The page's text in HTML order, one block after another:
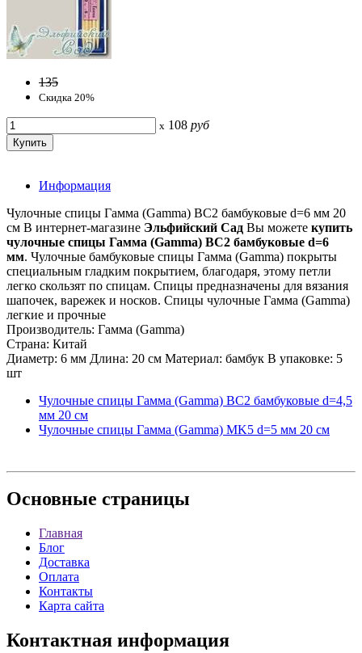
135
Скидка 20%
x 108 руб
Информация
Чулочные спицы Гамма (Gamma) BC2 бамбуковые d=6 мм 20
см В интернет-магазине Эльфийский Сад Вы можете купить
чулочные cпицы Гамма (Gamma) BC2 бамбуковые d=6
мм. Чулочные бамбуковые спицы Гамма (Gamma) покрыты
специальным гладким покрытием, благодаря, этому петли
легко скользят по спицам. Спицы предназначены для вязания
шапочек, варежек и носков. Спицы чулочные Гамма (Gamma)
легкие и прочные
Производитель: Гамма (Gamma)
Страна: Китай
Диаметр: 6 мм Длина: 20 см Материал: бамбук В упаковке: 5
шт
Чулочные спицы Гамма (Gamma) BC2 бамбуковые d=4,5
мм 20 см
Чулочные спицы Гамма (Gamma) MK5 d=5 мм 20 см
Основные страницы
Главная
Блог
Доставка
Оплата
Контакты
Карта сайта
Контактная информация